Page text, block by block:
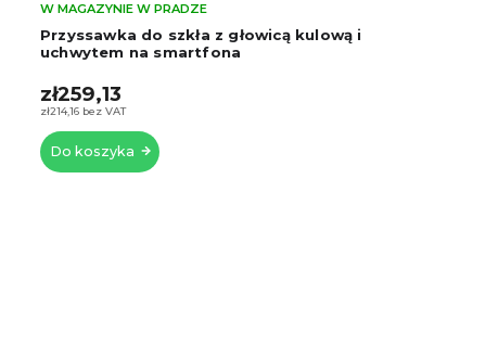
Przyssawka do szkła z głowicą kulową i
uchwytem na smartfona
W MAGAZYNIE W PRADZE
zł214,16 bez VAT
zł259,13
Do koszyka